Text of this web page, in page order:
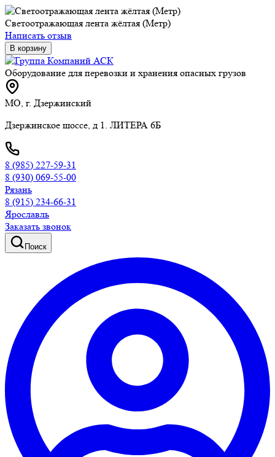
Светоотражающая лента жёлтая (Метр)
Написать отзыв
В корзину
Оборудование для перевозки и хранения опасных грузов
МО, г. Дзержинский
Дзержинское шоссе, д 1. ЛИТЕРА 6Б
8 (985) 227-59-31
8 (930) 069-55-00
Рязань
8 (915) 234-66-31
Ярославль
Заказать звонок
Поиск